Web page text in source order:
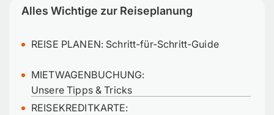
Alles Wichtige zur Reiseplanung
REISE PLANEN: Schritt-für-Schritt-Guide
MIETWAGENBUCHUNG:
Unsere Tipps & Tricks
REISEKREDITKARTE: